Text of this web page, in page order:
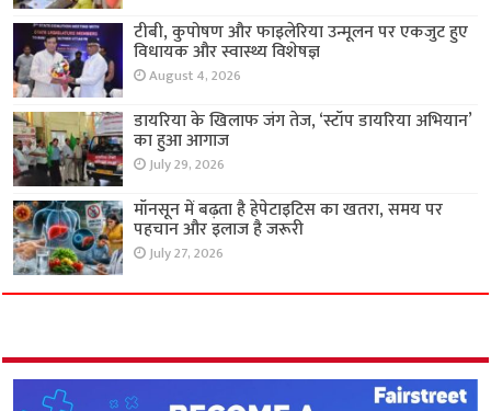
टीबी, कुपोषण और फाइलेरिया उन्मूलन पर एकजुट हुए
विधायक और स्वास्थ्य विशेषज्ञ
August 4, 2026
डायरिया के खिलाफ जंग तेज, ‘स्टॉप डायरिया अभियान’
का हुआ आगाज
July 29, 2026
मॉनसून में बढ़ता है हेपेटाइटिस का खतरा, समय पर
पहचान और इलाज है जरूरी
July 27, 2026